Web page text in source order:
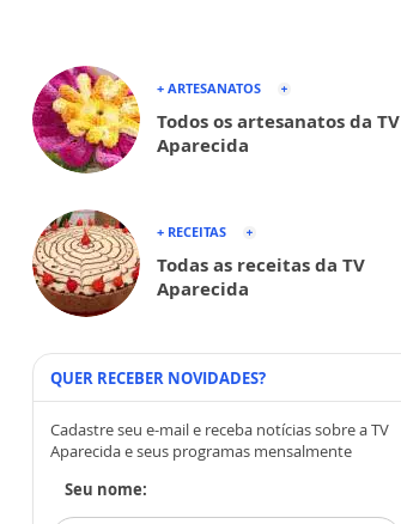
+ ARTESANATOS
Todos os artesanatos da TV
Aparecida
+ RECEITAS
Todas as receitas da TV
Aparecida
QUER RECEBER NOVIDADES?
Cadastre seu e-mail e receba notícias sobre a TV
Aparecida e seus programas mensalmente
Seu nome: